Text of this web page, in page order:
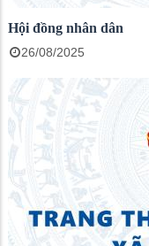
Hội đồng nhân dân
26/08/2025